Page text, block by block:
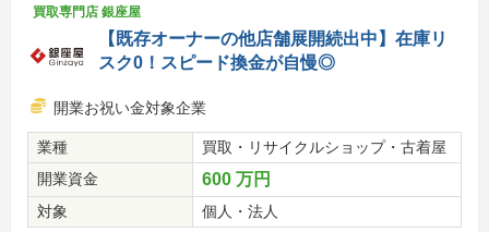
買取専門店 銀座屋
【既存オーナーの他店舗展開続出中】在庫リ
スク0！スピード換金が自慢◎
開業お祝い金対象企業
業種
買取・リサイクルショップ・古着屋
開業資金
600 万円
対象 個人・法人